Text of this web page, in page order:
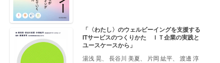
「〈わたし〉のウェルビーイングを支援する
ITサービスのつくりかた ＩＴ企業の実践と
ユースケースから」
湯浅 晃、 長谷川 美夏、 片岡 紘平、 渡邊 淳